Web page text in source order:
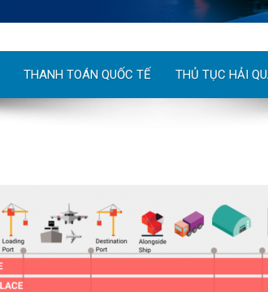
THANH TOÁN QUỐC TẾ THỦ TỤC HẢI